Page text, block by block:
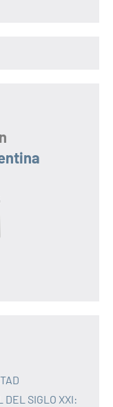
SIGLO XXI: